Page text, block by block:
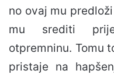
no ovaj mu
mu srediti
otpremninu. Tomu
pristaje na